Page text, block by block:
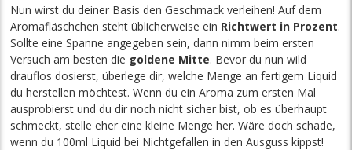
Nun wirst du deiner Basis den Geschmack verleihen! Auf dem
Aromafläschchen steht üblicherweise ein Richtwert in Prozent.
Sollte eine Spanne angegeben sein, dann nimm beim ersten
Versuch am besten die goldene Mitte. Bevor du nun wild
drauflos dosierst, überlege dir, welche Menge an fertigem Liquid
du herstellen möchtest. Wenn du ein Aroma zum ersten Mal
ausprobierst und du dir noch nicht sicher bist, ob es überhaupt
schmeckt, stelle eher eine kleine Menge her. Wäre doch schade,
wenn du 100ml Liquid bei Nichtgefallen in den Ausguss kippst!